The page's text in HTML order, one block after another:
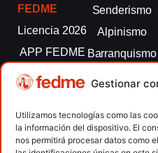
Gestionar
Utilizamos tecnologías como las
la información del dispositivo. El
nos permitirá procesar datos como
FEDME
Licencia 2026
APP FEDME
Transparencia
autonómicas
Clubes
Senderismo
Alpinismo
Barranquismo
montaña
Escalada
Escalada
paralimpica